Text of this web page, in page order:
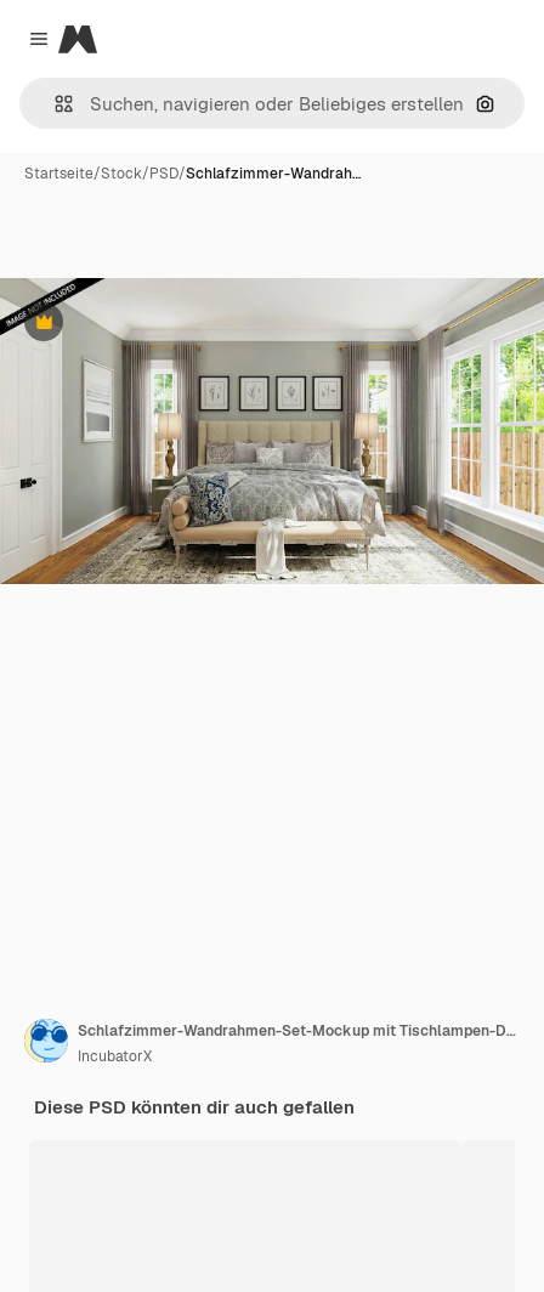
Close menu
Magnific
Nach
Startseite/Stock/PSD/Schlafzimmer-Wandrah…
Premium
Schlafzimmer-Wandrahmen-Set-Mockup mit Tischlampen-Designvorlage
IncubatorX
Diese PSD könnten dir auch gefallen